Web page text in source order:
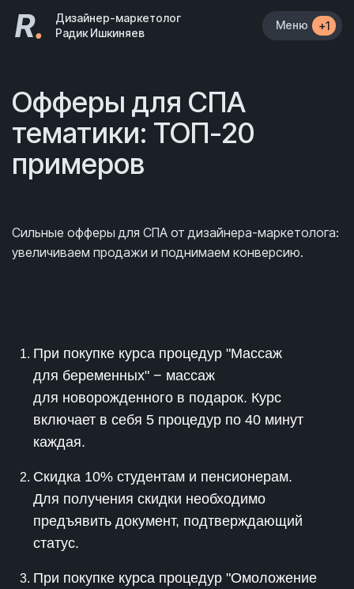
R.
Дизайнер-маркетолог
Радик Ишкиняев
Меню +1
Офферы для СПА
тематики: ТОП-20
примеров
Сильные офферы для СПА от дизайнера-маркетолога:
увеличиваем продажи и поднимаем конверсию.
При покупке курса процедур "Массаж
для беременных" − массаж
для новорожденного в подарок. Курс
включает в себя 5 процедур по 40 минут
каждая.
Скидка 10% студентам и пенсионерам.
Для получения скидки необходимо
предъявить документ, подтверждающий
статус.
При покупке курса процедур "Омоложение